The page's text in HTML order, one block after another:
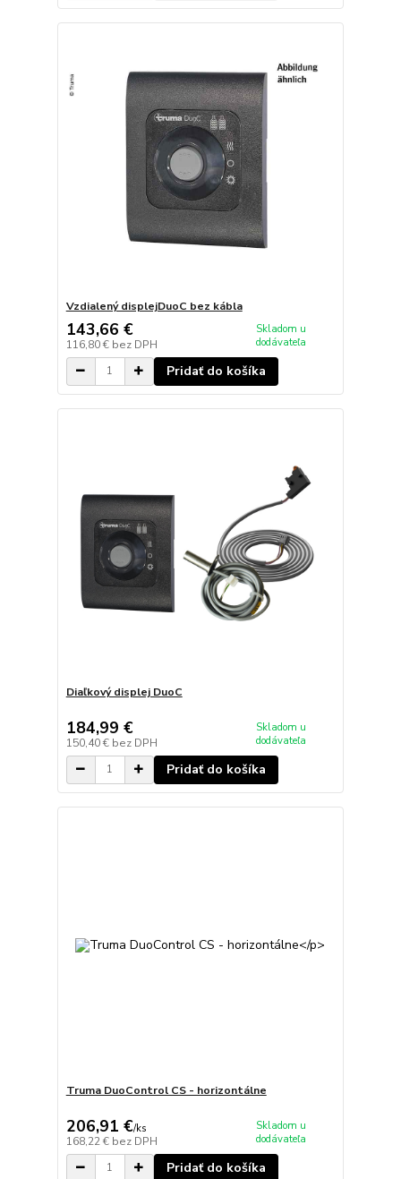
Vzdialený displejDuoC bez kábla
143,66 €
116,80 € bez DPH
Skladom u
dodávateľa
Pridať do košíka
Diaľkový displej DuoC
184,99 €
150,40 € bez DPH
Skladom u
dodávateľa
Pridať do košíka
Truma DuoControl CS - horizontálne
206,91 €/ks
168,22 € bez DPH
Skladom u
dodávateľa
Pridať do košíka